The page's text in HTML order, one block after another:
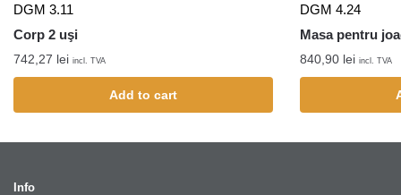
DGM 3.11
Corp 2 uşi
742,27 lei incl. TVA
Add to cart
DGM 4.24
Masa pentru
840,90 lei incl. TVA
Info